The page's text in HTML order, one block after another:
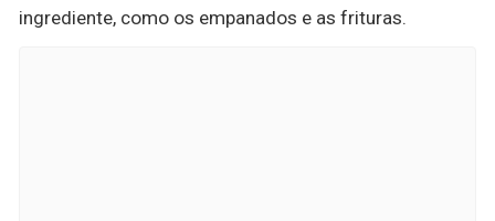
ingrediente, como os empanados e as frituras.